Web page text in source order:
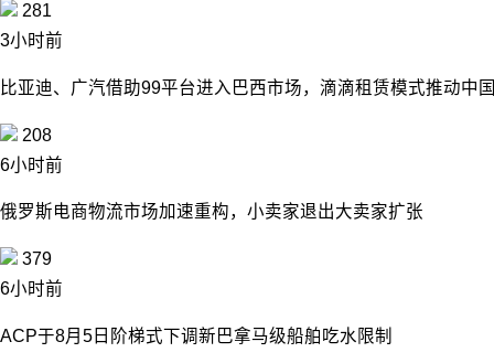
281
3小时前
比亚迪、广汽借助99平台进入巴西市场，滴滴租赁模式推动中
208
6小时前
俄罗斯电商物流市场加速重构，小卖家退出大卖家扩张
379
6小时前
ACP于8月5日阶梯式下调新巴拿马级船舶吃水限制